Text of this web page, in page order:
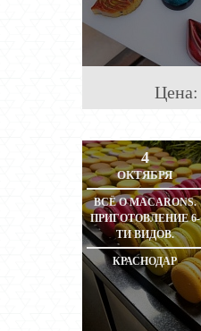
Цена:
4
ОКТЯБРЯ
ВСЁ О MACARONS.
ПРИГОТОВЛЕНИЕ 6-
ТИ ВИДОВ.
КРАСНОДАР